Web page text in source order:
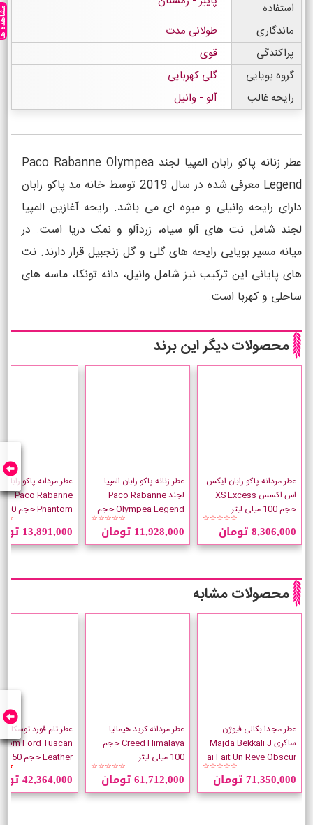
استفاده
ماندگاری
طولانی مدت
پراکندگی
قوی
گروه بویایی
گلی کهربایی
رایحه غالب
آلو - وانیل
عطر زنانه پاکو رابان المپیا لجند Paco Rabanne Olympea
Legend معرفی شده در سال 2019 توسط خانه مد پاکو رابان
دارای رایحه وانیلی و میوه ای می باشد. رایحه آغازین المپیا
لجند شامل نت های آلو سیاه، زردآلو و نمک دریا است. در
میانه مسیر بویایی رایحه های گلی و گل زنجبیل قرار دارند. نت
های پایانی این ترکیب نیز شامل وانیل، دانه تونکا، ماسه های
ساحلی و کهربا است.
محصولات دیگر این برند
عطر مردانه پاکو رابان ایکس
اس اکسس XS Excess
حجم 100 میلی لیتر
☆☆☆☆☆
8,306,000 تومان
عطر زنانه پاکو رابان المپیا
لجند Paco Rabanne
Olympea Legend حجم
☆☆☆☆☆
11,928,000 تومان
عطر مردانه پاکو رابان
Paco Rabanne
13,891,000 تومان
محصولات مشابه
عطر مجدا بکالی فیوژن
ساکری Majda Bekkali J
ai Fait Un Reve Obscur
☆☆☆☆☆
71,350,000 تومان
عطر مردانه کرید هیمالیا
Creed Himalaya حجم
100 میلی لیتر
☆☆☆☆☆
61,712,000 تومان
عطر تام فورد توسکان
Tom Ford Tuscan
Leather حجم 50 میلی لیتر
42,364,000 تومان